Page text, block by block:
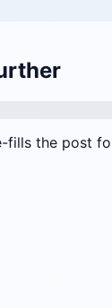
fills the post